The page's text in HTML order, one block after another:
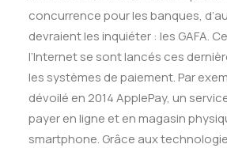
concurrence pour les banques,
devraient les inquiéter : les GAFA.
l’Internet se sont lancés ces
les systèmes de paiement. Par
dévoilé en 2014 ApplePay, un
payer en ligne et en magasin
smartphone. Grâce aux